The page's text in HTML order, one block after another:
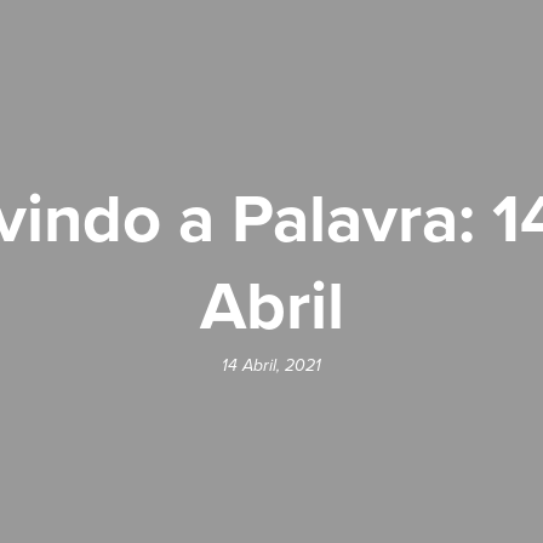
a Palavra:
Abril
14 Abril, 2021